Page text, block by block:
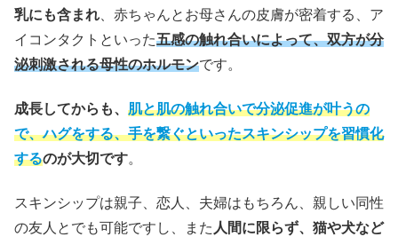
乳にも含まれ 、赤ちゃんとお母さんの皮膚が密着する、ア
イコンタクトといった五感の触れ合いによって、双方が分
泌刺激される母性のホルモンです。
成長してからも、 肌と肌の触れ合いで分泌促進が叶うの
で、ハグをする、手を繋ぐといったスキンシップを習慣化
するのが大切です。
スキンシップは親子、恋人、夫婦はもちろん、親しい同性
の友人とでも可能ですし、また 人間に限らず、猫や犬など